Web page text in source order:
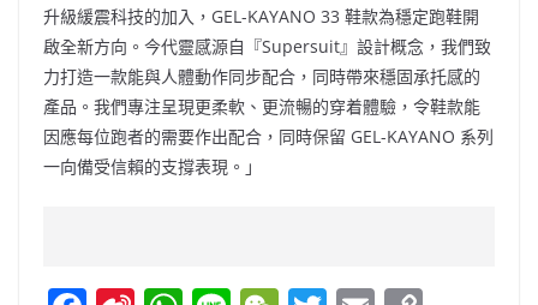
升級緩震科技的加入，GEL-KAYANO 33 鞋款為穩定跑鞋開
啟全新方向。今代靈感源自『Supersuit』設計概念，我們致
力打造一款能與人體動作同步配合，同時帶來穩固承托感的
產品。我們專注呈現更柔軟、更流暢的穿着體驗，令鞋款能
因應每位跑者的需要作出配合，同時保留 GEL-KAYANO 系列
一向備受信賴的支撐表現。」